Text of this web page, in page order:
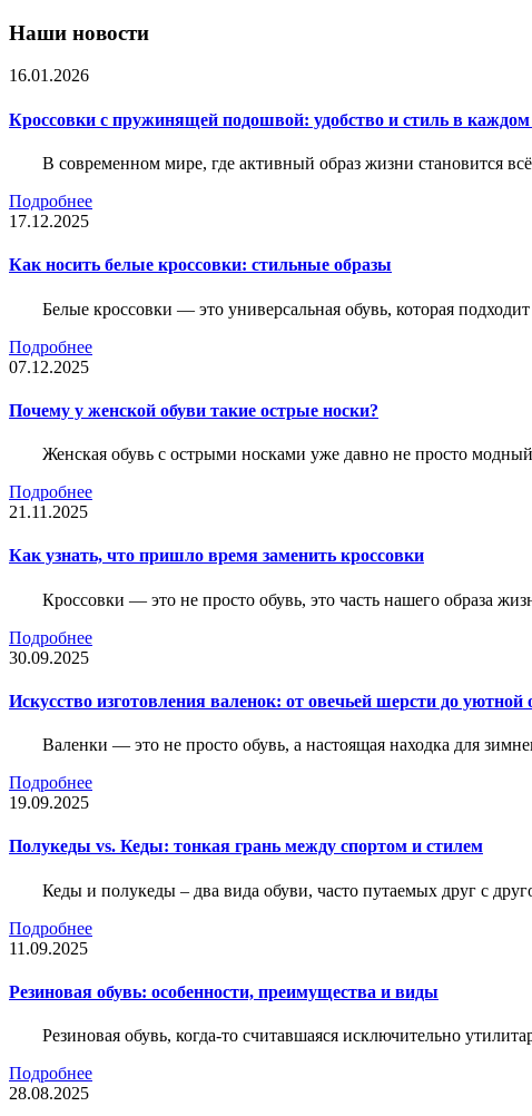
Наши новости
16.01.2026
Кроссовки с пружинящей подошвой: удобство и стиль в
В современном мире, где активный образ жизни становится
Подробнее
17.12.2025
Как носить белые кроссовки: стильные образы
Белые кроссовки — это универсальная обувь, которая
Подробнее
07.12.2025
Почему у женской обуви такие острые носки?
Женская обувь с острыми носками уже давно не просто
Подробнее
21.11.2025
Как узнать, что пришло время заменить кроссовки
Кроссовки — это не просто обувь, это часть нашего образа
Подробнее
30.09.2025
Искусство изготовления валенок: от овечьей шерсти до уютной
Валенки — это не просто обувь, а настоящая находка для
Подробнее
19.09.2025
Полукеды vs. Кеды: тонкая грань между спортом и стилем
Кеды и полукеды – два вида обуви, часто путаемых друг с
Подробнее
11.09.2025
Резиновая обувь: особенности, преимущества и виды
Резиновая обувь, когда-то считавшаяся исключительно
Подробнее
28.08.2025